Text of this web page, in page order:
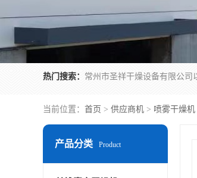
热门搜索：
当前位置： 首页 > 供应商机 > 喷雾干燥机
产品分类 Product